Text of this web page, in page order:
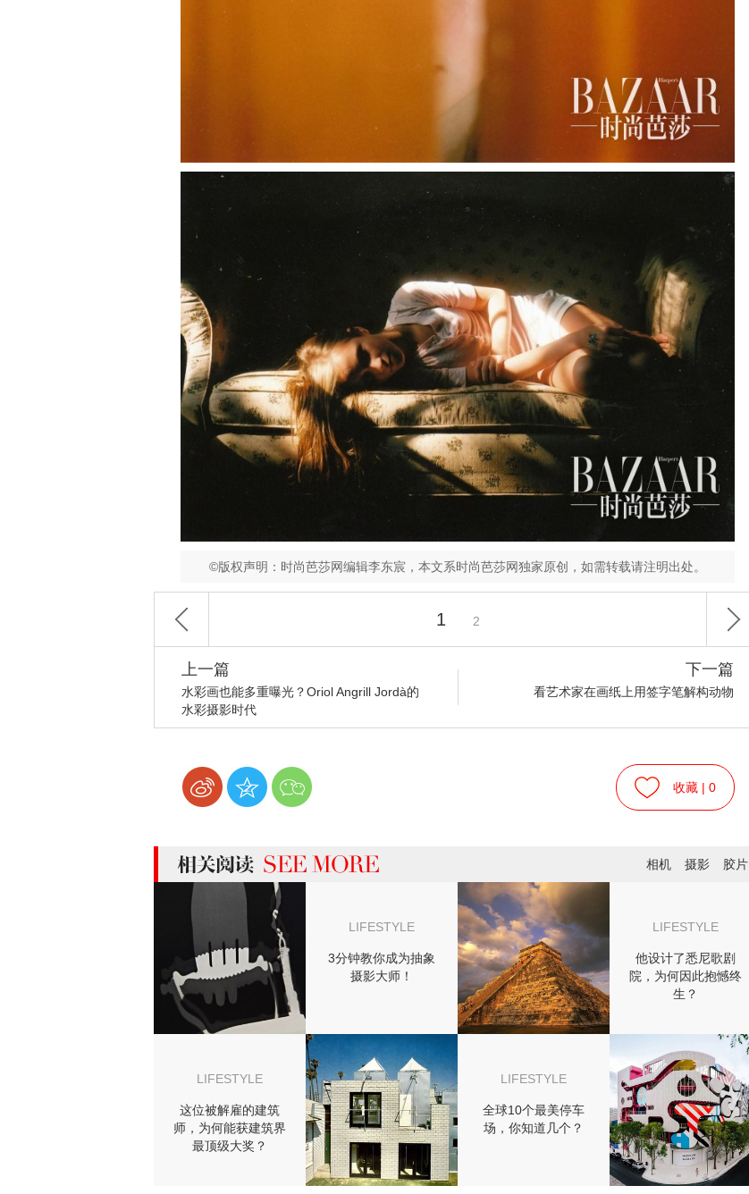
©版权声明：时尚芭莎网编辑李东宸，本文系时尚芭莎网独家原创，如需转载请注明出处。
1 2
上一篇
水彩画也能多重曝光？Oriol Angrill Jordà的
水彩摄影时代
下一篇
看艺术家在画纸上用签字笔解构动物
收藏 | 0
相机 摄影 胶片
LIFESTYLE
3分钟教你成为抽象
摄影大师！
LIFESTYLE
他设计了悉尼歌剧
院，为何因此抱憾终
生？
LIFESTYLE
这位被解雇的建筑
师，为何能获建筑界
最顶级大奖？
LIFESTYLE
全球10个最美停车
场，你知道几个？